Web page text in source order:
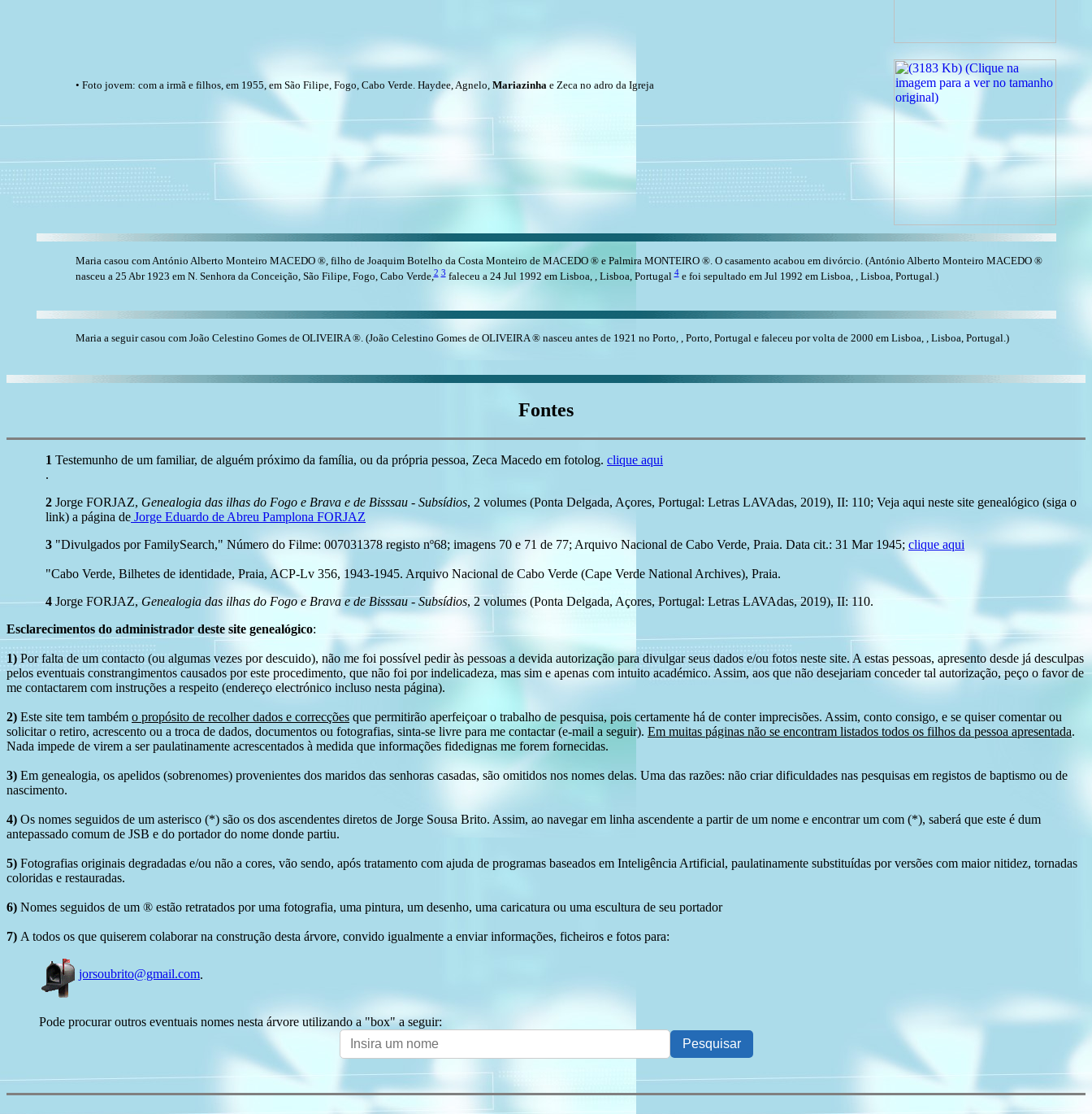
• Foto jovem: com a irmã e filhos, em 1955, em São Filipe, Fogo, Cabo Verde. Haydee, Agnelo, Mariazinhae Zeca no adro da Igreja
Maria casou com António Alberto Monteiro MACEDO ®, filho de Joaquim Botelho da Costa Monteiro de MACEDO ® e Palmira MONTEIRO ®. O casamento acabou em divórcio. (António Alberto Monteiro MACEDO ®
nasceu a 25 Abr 1923 em N. Senhora da Conceição, São Filipe, Fogo, Cabo Verde,2 3faleceu a 24 Jul 1992 em Lisboa, , Lisboa, Portugal4e foi sepultado em Jul 1992 em Lisboa, , Lisboa, Portugal.)
Maria a seguir casou com João Celestino Gomes de OLIVEIRA ®. (João Celestino Gomes de OLIVEIRA ® nasceu antes de 1921 no Porto, , Porto, Portugal e faleceu por volta de 2000 em Lisboa, , Lisboa, Portugal.)
Fontes
1 Testemunho de um familiar, de alguém próximo da família, ou da própria pessoa, Zeca Macedo em fotolog. clique aqui
.
2 Jorge FORJAZ, Genealogia das ilhas do Fogo e Brava e de Bisssau - Subsídios, 2 volumes (Ponta Delgada, Açores, Portugal: Letras LAVAdas, 2019), II: 110; Veja aqui neste site genealógico (siga o
link) a página de Jorge Eduardo de Abreu Pamplona FORJAZ
3 "Divulgados por FamilySearch," Número do Filme: 007031378 registo nº68; imagens 70 e 71 de 77; Arquivo Nacional de Cabo Verde, Praia. Data cit.: 31 Mar 1945; clique aqui
"Cabo Verde, Bilhetes de identidade, Praia, ACP-Lv 356, 1943-1945. Arquivo Nacional de Cabo Verde (Cape Verde National Archives), Praia.
4Jorge FORJAZ, Genealogia das ilhas do Fogo e Brava e de Bisssau - Subsídios, 2 volumes (Ponta Delgada, Açores, Portugal: Letras LAVAdas, 2019), II: 110.
Esclarecimentos do administrador deste site genealógico:
1) Por falta de um contacto (ou algumas vezes por descuido), não me foi possível pedir às pessoas a devida autorização para divulgar seus dados e/ou fotos neste site. A estas pessoas, apresento desde já desculpas
pelos eventuais constrangimentos causados por este procedimento, que não foi por indelicadeza, mas sim e apenas com intuito académico. Assim, aos que não desejariam conceder tal autorização, peço o favor de
me contactarem com instruções a respeito (endereço electrónico incluso nesta página).
2) Este site tem também o propósito de recolher dados e correcções que permitirão aperfeiçoar o trabalho de pesquisa, pois certamente há de conter imprecisões. Assim, conto consigo, e se quiser comentar ou
solicitar o retiro, acrescento ou a troca de dados, documentos ou fotografias, sinta-se livre para me contactar (e-mail a seguir). Em muitas páginas não se encontram listados todos os filhos da pessoa apresentada.
Nada impede de virem a ser paulatinamente acrescentados à medida que informações fidedignas me forem fornecidas.
3) Em genealogia, os apelidos (sobrenomes) provenientes dos maridos das senhoras casadas, são omitidos nos nomes delas. Uma das razões: não criar dificuldades nas pesquisas em registos de baptismo ou de
nascimento.
4) Os nomes seguidos de um asterisco (*) são os dos ascendentes diretos de Jorge Sousa Brito. Assim, ao navegar em linha ascendente a partir de um nome e encontrar um com (*), saberá que este é dum
antepassado comum de JSB e do portador do nome donde partiu.
5) Fotografias originais degradadas e/ou não a cores, vão sendo, após tratamento com ajuda de programas baseados em Inteligência Artificial, paulatinamente substituídas por versões com maior nitidez, tornadas
coloridas e restauradas.
6) Nomes seguidos de um ® estão retratados por uma fotografia, uma pintura, um desenho, uma caricatura ou uma escultura de seu portador
7) A todos os que quiserem colaborar na construção desta árvore, convido igualmente a enviar informações, ficheiros e fotos para:
jorsoubrito@gmail.com
Pode procurar outros eventuais nomes nesta árvore utilizando a "box" a seguir: